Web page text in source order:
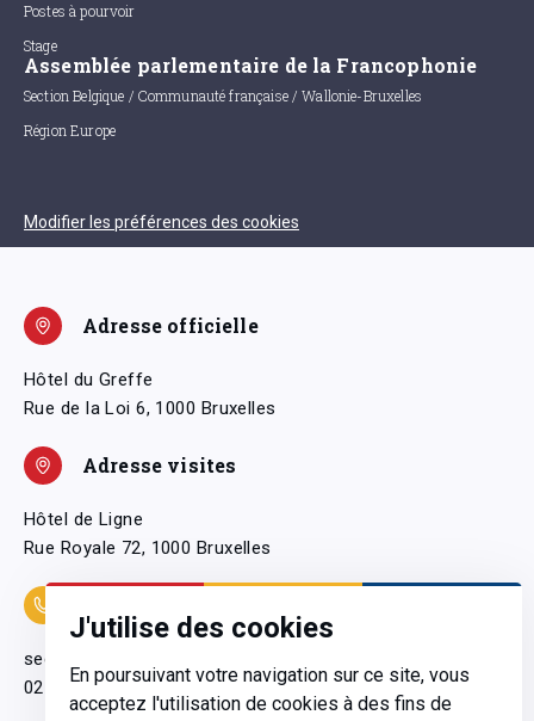
J'utilise des cookies
En poursuivant votre navigation sur ce site, vous
acceptez l'utilisation de cookies à des fins de
Postes à pourvoir
Stage
Assemblée parlementaire de la Francophonie
Section Belgique / Communauté française / Wallonie-Bruxelles
Région Europe
Modifier les préférences des cookies
Adresse officielle
Hôtel du Greffe
Rue de la Loi 6, 1000 Bruxelles
Adresse visites
Hôtel de Ligne
Rue Royale 72, 1000 Bruxelles
secretariatgeneral@pfwb.be
02 506 38 11